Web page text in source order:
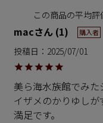
mac 1 購入者
投稿日 2025/07/01
美ら海水族館でみ
イザメのかりゆし